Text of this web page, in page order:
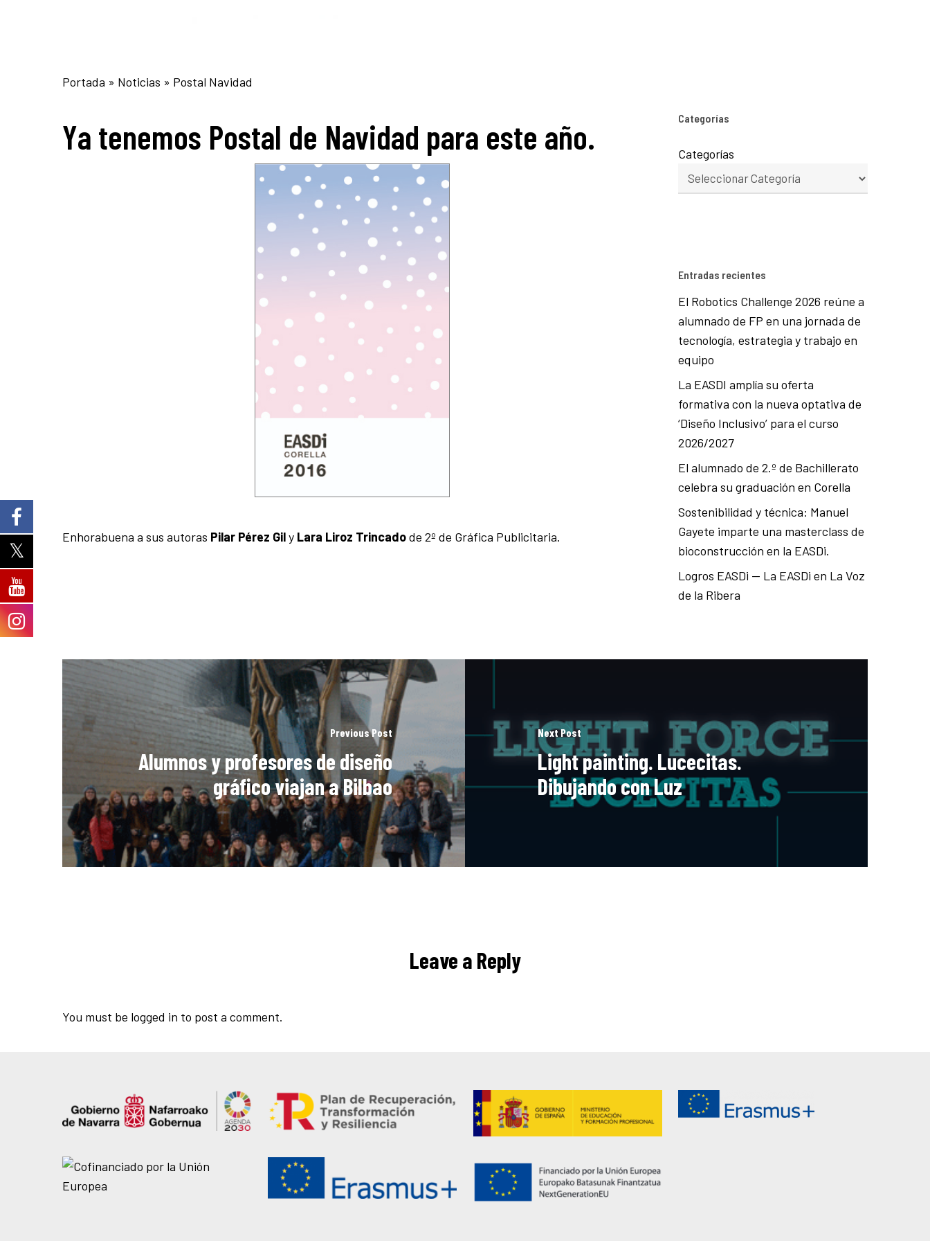
Portada » Noticias » Postal Navidad
Ya tenemos Postal de Navidad para este año.
Enhorabuena a sus autoras Pilar Pérez Gily Lara Liroz Trincadode 2º de Gráfica Publicitaria.
Categorías
Categorías
Entradas recientes
El Robotics Challenge 2026 reúne a
alumnado de FP en una jornada de
tecnología, estrategia y trabajo en
equipo
La EASDI amplía su oferta
formativa con la nueva optativa de
‘Diseño Inclusivo’ para el curso
2026/2027
El alumnado de 2.º de Bachillerato
celebra su graduación en Corella
Sostenibilidad y técnica: Manuel
Gayete imparte una masterclass de
bioconstrucción en la EASDi.
Logros EASDi — La EASDi en La Voz
de la Ribera
Previous Post
Alumnos y profesores de diseño
gráfico viajan a Bilbao
Next Post
Light painting. Lucecitas.
Dibujando con Luz
Leave a Reply
You must be logged in to post a comment.